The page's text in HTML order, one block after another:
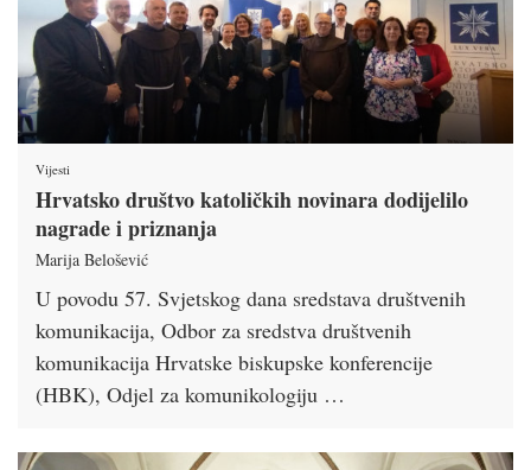
Vijesti
Hrvatsko društvo katoličkih novinara dodijelilo
nagrade i priznanja
Marija Belošević
U povodu 57. Svjetskog dana sredstava društvenih
komunikacija, Odbor za sredstva društvenih
komunikacija Hrvatske biskupske konferencije
(HBK), Odjel za komunikologiju …